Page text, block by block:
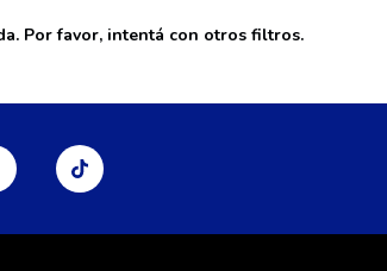
Por favor, intentá con otros filtros.